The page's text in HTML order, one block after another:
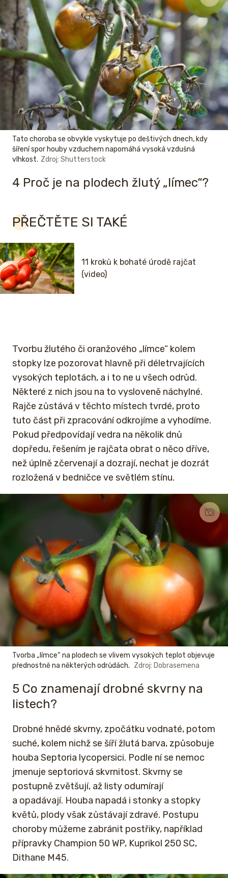
Tato choroba se obvykle vyskytuje po deštivých dnech, kdy
šíření spor houby vzduchem napomáhá vysoká vzdušná
vlhkost. Zdroj: Shutterstock
4 Proč je na plodech žlutý „límec“?
PŘEČTĚTE SI TAKÉ
11 kroků k bohaté úrodě rajčat
(video)
Tvorbu žlutého či oranžového „límce“ kolem
stopky lze pozorovat hlavně při déletrvajících
vysokých teplotách, a i to ne u všech odrůd.
Některé z nich jsou na to vysloveně náchylné.
Rajče zůstává v těchto místech tvrdé, proto
tuto část při zpracování odkrojíme a vyhodíme.
Pokud předpovídají vedra na několik dnů
dopředu, řešením je rajčata obrat o něco dříve,
než úplně zčervenají a dozrají, nechat je dozrát
rozložená v bedničce ve světlém stínu.
Tvorba „límce“ na plodech se vlivem vysokých teplot objevuje
přednostně na některých odrůdách. Zdroj: Dobrasemena
5 Co znamenají drobné skvrny na
listech?
Drobné hnědé skvrny, zpočátku vodnaté, potom
suché, kolem nichž se šíří žlutá barva, způsobuje
houba Septoria lycopersici. Podle ní se nemoc
jmenuje septoriová skvrnitost. Skvrny se
postupně zvětšují, až listy odumírají
a opadávají. Houba napadá i stonky a stopky
květů, plody však zůstávají zdravé. Postupu
choroby můžeme zabránit postřiky, například
přípravky Champion 50 WP, Kuprikol 250 SC,
Dithane M45.